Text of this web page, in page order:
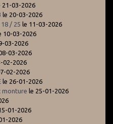
21-03-2026
le 20-03-2026
/ 25 le 11-03-2026
10-03-2026
03-2026
03-2026
02-2026
02-2026
le 26-01-2026
monture le 25-01-2026
01-2026
2026